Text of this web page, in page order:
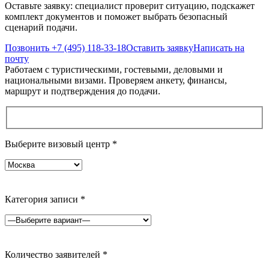
Оставьте заявку: специалист проверит ситуацию, подскажет
комплект документов и поможет выбрать безопасный
сценарий подачи.
Позвонить +7 (495) 118-33-18Оставить заявкуНаписать на
почту
Работаем с туристическими, гостевыми, деловыми и
национальными визами. Проверяем анкету, финансы,
маршрут и подтверждения до подачи.
Выберите визовый центр *
Категория записи *
Количество заявителей *